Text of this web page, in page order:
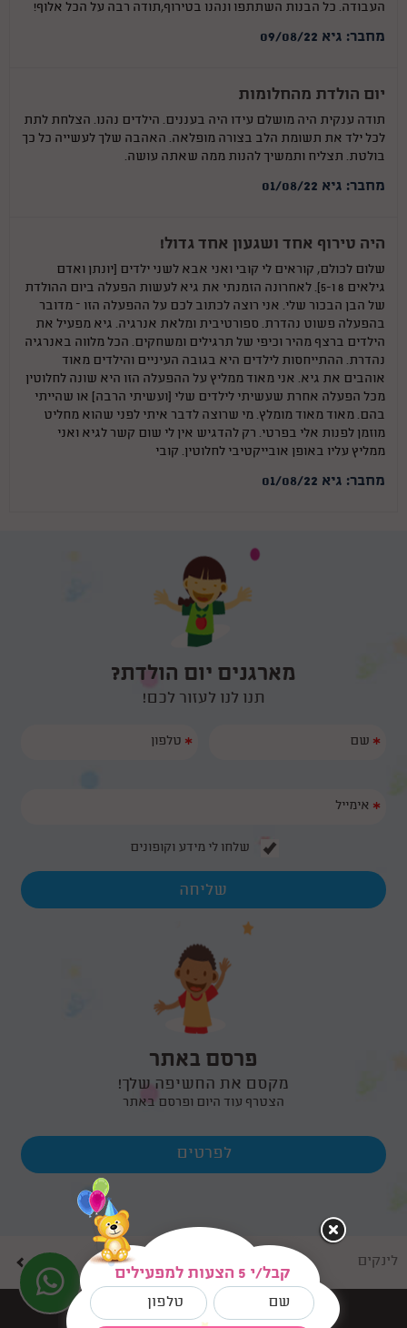
העבודה. כל הבנות השתתפו ונהנו בטירוף,תודה רבה על הכל אלוף!
מחבר: גיא 09/08/22
יום הולדת מהחלומות
תודה ענקית היה מושלם עידו היה בעננים. הילדים נהנו. הצלחת לתת
לכל ילד את תשומת הלב בצורה מופלאה. האהבה שלך לעשייה כל כך
בולטת. תצליח ותמשיך להנות ממה שאתה עושה.
מחבר: גיא 01/08/22
היה טירוף אחד ושגעון אחד גדול!
שלום לכולם, קוראים לי קובי ואני אבא לשני ילדים (יונתן ואדם
גילאים 8 ו-5). לאחרונה הזמנתי את גיא לעשות הפעלה ביום ההולדת
של הבן הבכור שלי. אני רוצה לכתוב לכם על ההפעלה הזו – מדובר
בהפעלה פשוט נהדרת. ספורטיבית ומלאת אנרגיה. גיא מפעיל את
הילדים ברצף מהיר וכיפי של תרגילים ומשחקים. הכל מלווה באנרגיה
נהדרת. ההתייחסות לילדים היא בגובה העיניים והילדים מאוד
אוהבים את גיא. אני מאוד ממליץ על ההפעלה הזו היא שונה לחלוטין
מכל הפעלה אחרת שעשיתי לילדים שלי (ועשיתי הרבה) או שהייתי
בהם. מאוד מאוד מומלץ. מי שרוצה לדבר איתי לפני שהוא מחליט
מוזמן לפנות אלי בפרטי. רק להדגיש אין לי שום קשר לגיא ואני
ממליץ עליו באופן אובייקטיבי לחלוטין. קובי
מחבר: גיא 01/08/22
מארגנים יום הולדת?
תנו לנו לעזור לכם!
*
*
*
שלחו לי מידע וקופונים
פרסם באתר
מקסם את החשיפה שלך!
הצטרף עוד היום ופרסם באתר
לפרטים
לינקים
בניית אתרים dooble
קבל/י 5 הצעות למפעילים